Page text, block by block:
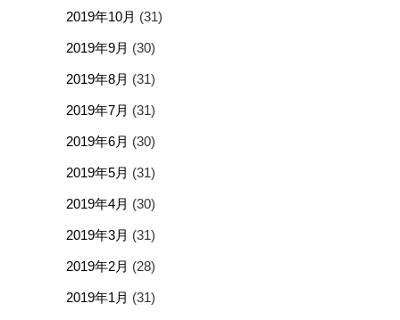
2019年10月 (31)
2019年9月 (30)
2019年8月 (31)
2019年7月 (31)
2019年6月 (30)
2019年5月 (31)
2019年4月 (30)
2019年3月 (31)
2019年2月 (28)
2019年1月 (31)